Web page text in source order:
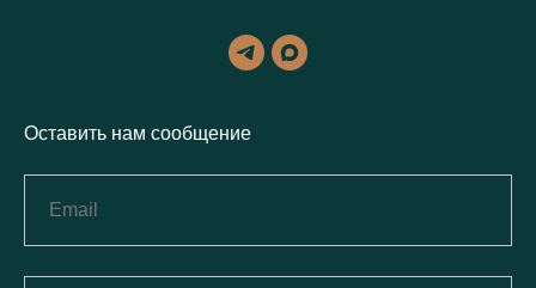
Оставить нам сообщение